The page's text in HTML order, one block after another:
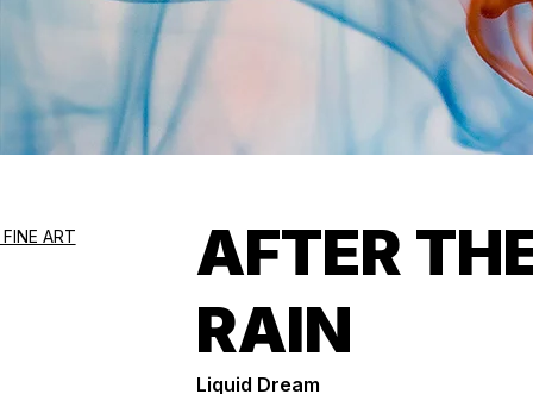
ART
AFTER
RAIN
Liquid Dream